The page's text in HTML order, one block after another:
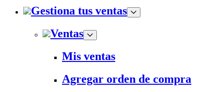
Gestiona tus ventas
Ventas
Mis ventas
Agregar orden de compra